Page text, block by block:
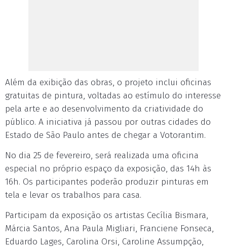
Além da exibição das obras, o projeto inclui oficinas
gratuitas de pintura, voltadas ao estímulo do interesse
pela arte e ao desenvolvimento da criatividade do
público. A iniciativa já passou por outras cidades do
Estado de São Paulo antes de chegar a Votorantim.
No dia 25 de fevereiro, será realizada uma oficina
especial no próprio espaço da exposição, das 14h às
16h. Os participantes poderão produzir pinturas em
tela e levar os trabalhos para casa.
Participam da exposição os artistas Cecília Bismara,
Márcia Santos, Ana Paula Migliari, Franciene Fonseca,
Eduardo Lages, Carolina Orsi, Caroline Assumpção,